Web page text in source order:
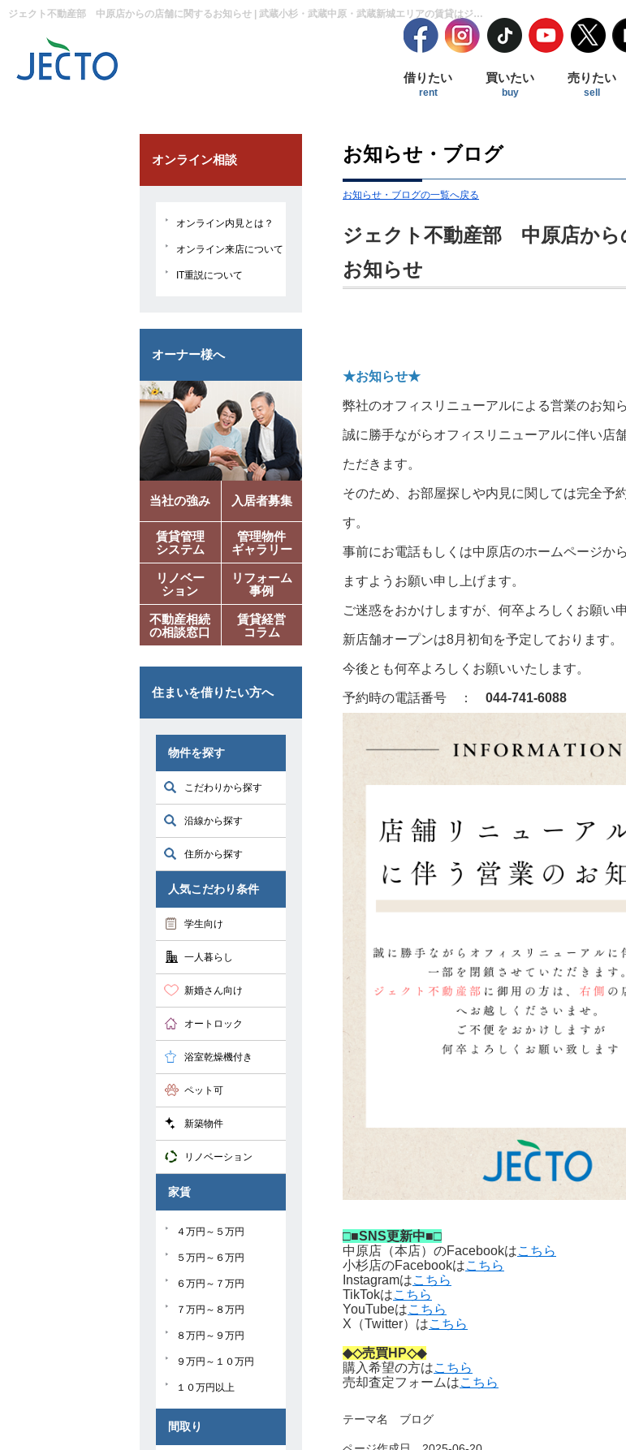
ジェクト不動産部 中原店からの店舗に関するお知らせ | 武蔵小杉・武蔵中原・武蔵新城エリアの賃貸はジェクト不動産部にお任せ下さい！
借りたい
rent
買いたい
buy
売りたい
sell
お知らせ・ブログ
お知らせ・ブログの一覧へ戻る
ジェクト不動産部 中原店から
お知らせ
★お知らせ★
弊社のオフィスリニューアルによる営業のお知ら
誠に勝手ながらオフィスリニューアルに伴い店
ただきます。
そのため、お部屋探しや内見に関しては完全予
す。
事前にお電話もしくは中原店のホームページか
ますようお願い申し上げます。
ご迷惑をおかけしますが、何卒よろしくお願い
新店舗オープンは8月初旬を予定しております。
今後とも何卒よろしくお願いいたします。
予約時の電話番号 ： 044-741-6088
□■SNS更新中■□
中原店（本店）のFacebookはこちら
小杉店のFacebookはこちら
Instagramはこちら
TikTokはこちら
YouTubeはこちら
X（Twitter）はこちら
◆◇売買HP◇◆
購入希望の方はこちら
売却査定フォームはこちら
テーマ名 ブログ
オンライン相談
オンライン内見とは？
オンライン来店について
IT重説について
オーナー様へ
当社の強み 入居者募集
賃貸管理
システム
管理物件
ギャラリー
リノベー
ション
リフォーム
事例
不動産相続
の相談窓口
賃貸経営
コラム
住まいを借りたい方へ
物件を探す
こだわりから探す
沿線から探す
住所から探す
人気こだわり条件
学生向け
一人暮らし
新婚さん向け
オートロック
浴室乾燥機付き
ペット可
新築物件
リノベーション
家賃
４万円～５万円
５万円～６万円
６万円～７万円
７万円～８万円
８万円～９万円
９万円～１０万円
１０万円以上
間取り